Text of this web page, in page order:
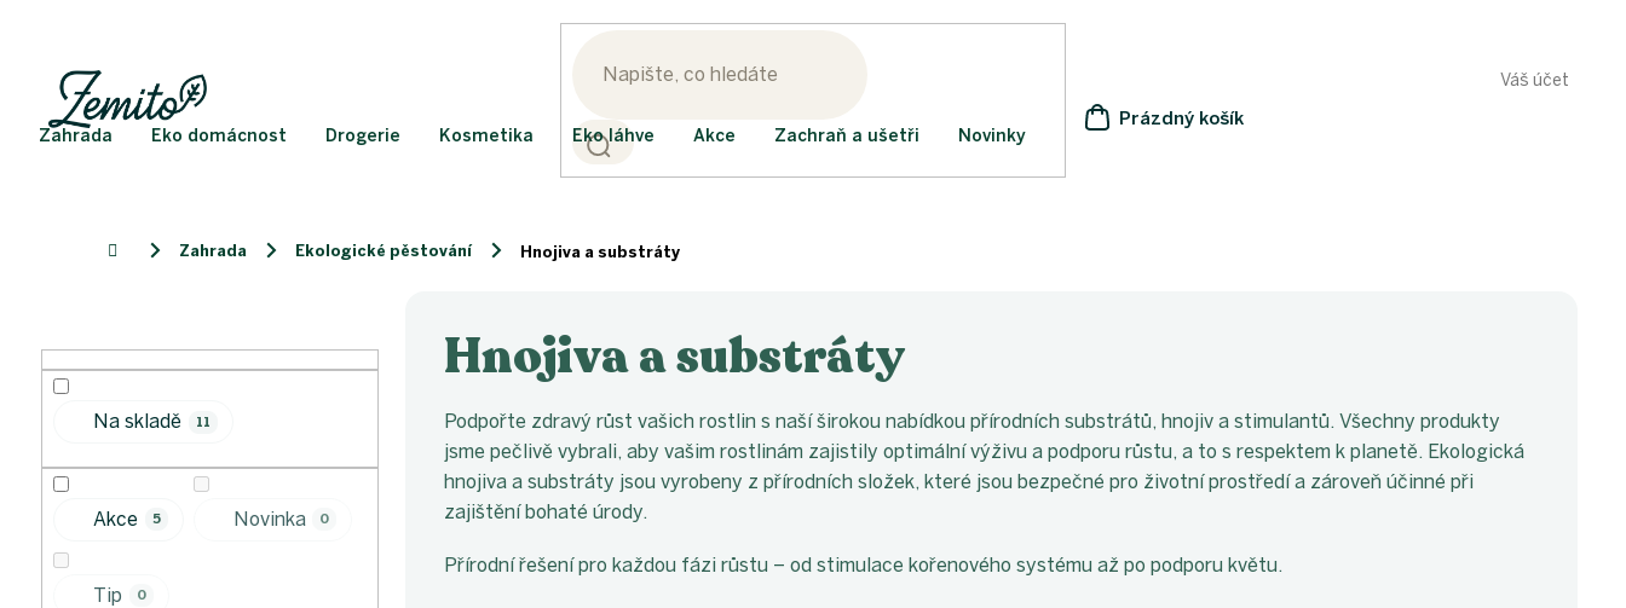
Váš účet
NÁKUPNÍ
Prázdný košík
Zahrada Eko domácnost Drogerie Kosmetika Eko láhve Akce Zachraň a ušetři Novinky
Domů Zahrada Ekologické pěstování Hnojiva a substráty
Na skladě 11
Akce 5 Novinka 0
Tip 0
Hnojiva a substráty
Podpořte zdravý růst vašich rostlin s naší širokou nabídkou přírodních substrátů, hnojiv a stimulantů. Všechny produkty
jsme pečlivě vybrali, aby vašim rostlinám zajistily optimální výživu a podporu růstu, a to s respektem k planetě. Ekologická
hnojiva a substráty jsou vyrobeny z přírodních složek, které jsou bezpečné pro životní prostředí a zároveň účinné při
zajištění bohaté úrody.
Přírodní řešení pro každou fázi růstu – od stimulace kořenového systému až po podporu květu.